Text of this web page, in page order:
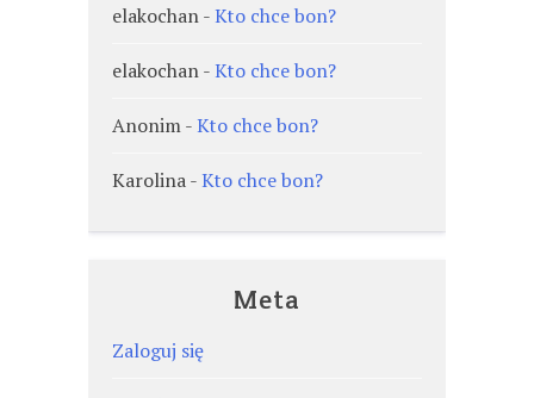
elakochan-Kto chce bon?
elakochan-Kto chce bon?
Anonim-Kto chce bon?
Karolina-Kto chce bon?
Meta
Zaloguj się